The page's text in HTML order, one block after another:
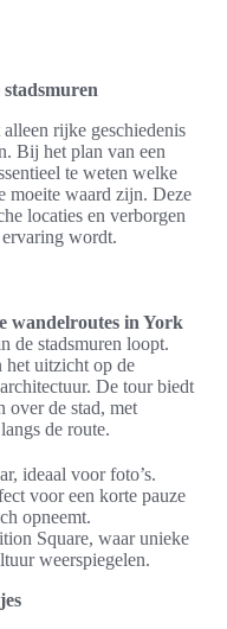
rijke geschiedenis
Bij het plan van een
te weten welke
moeite waard zijn. Deze
locaties en verborgen
wordt.
wandelroutes in York
de stadsmuren loopt.
het uitzicht op de
De tour biedt
over de stad, met
de route.
ideaal voor foto’s.
voor een korte pauze
opneemt.
Square, waar unieke
weerspiegelen.